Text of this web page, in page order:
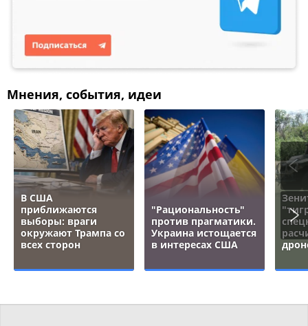
Мнения, события, идеи
В США
приближаются
выборы: враги
окружают Трампа со
всех сторон
"Рациональность"
против прагматики.
Украина истощается
в интересах США